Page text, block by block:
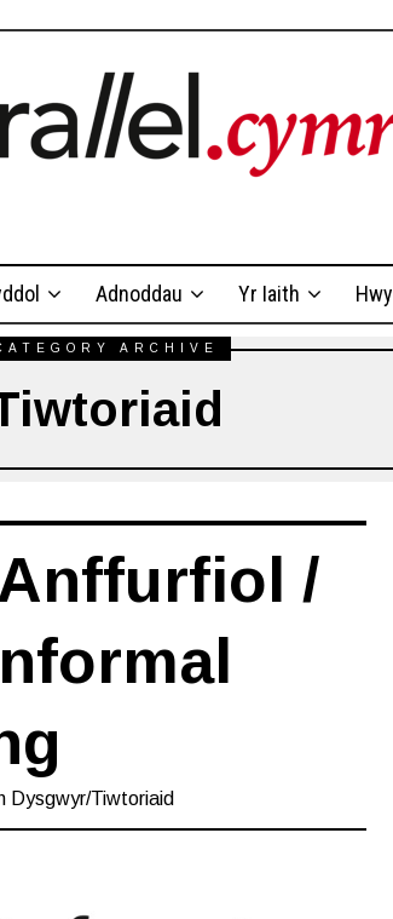
Adnoddau Yr Iaith Hwyl
ARCHIVE
/
Dysgwyr/Tiwtoriaid